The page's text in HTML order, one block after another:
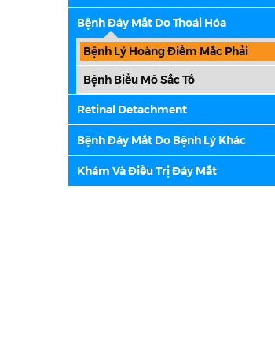
Bệnh Đáy Mắt Do Thoái Hóa
Bệnh Lý Hoàng Điểm Mắc Phải
Bệnh Biểu Mô Sắc Tố
Retinal Detachment
Bệnh Đáy Mắt Do Bệnh Lý Khác
Khám Và Điều Trị Đáy Mắt